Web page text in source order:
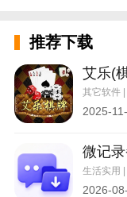
抢先阅读极速版应
1.福利任务，每天
书。
推荐下载
艾乐(
其它软件
2025-
微记
生活实用
2026-